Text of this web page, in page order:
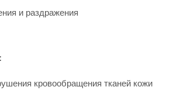
и раздражения
кровообращения тканей кожи